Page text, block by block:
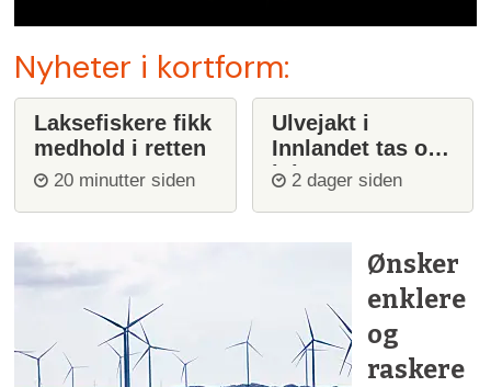
Nyheter i kortform:
Laksefiskere fikk
medhold i retten
20 minutter siden
Ulvejakt i
Innlandet tas opp
igjen
2 dager siden
Ønsker
enklere
og
raskere